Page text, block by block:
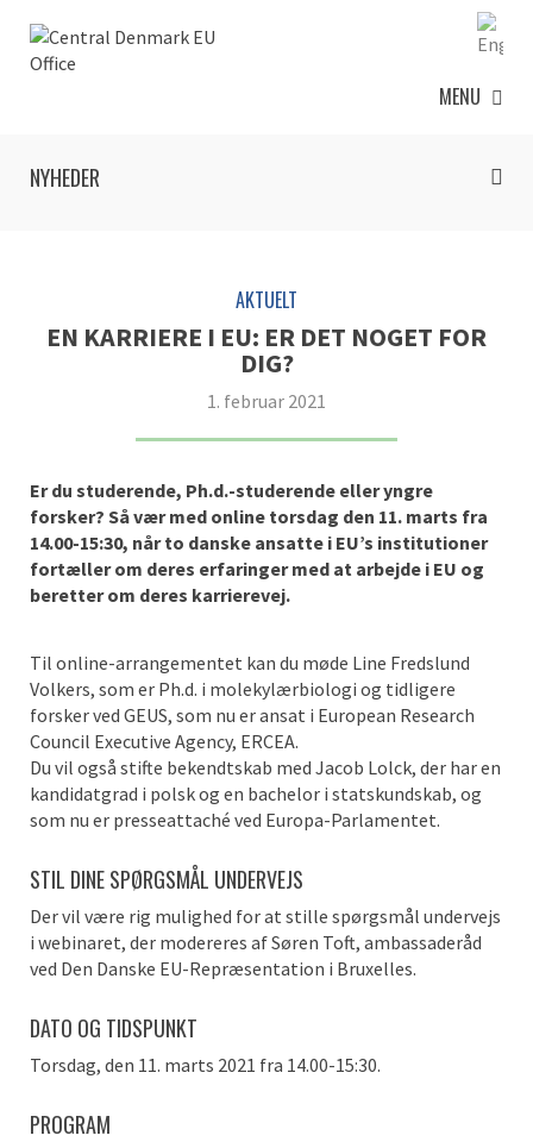
MENU
NYHEDER
AKTUELT
EN KARRIERE I EU: ER DET NOGET FOR
DIG?
1. februar 2021
Er du studerende, Ph.d.-studerende eller yngre
forsker? Så vær med online torsdag den 11. marts fra
14.00-15:30, når to danske ansatte i EU’s institutioner
fortæller om deres erfaringer med at arbejde i EU og
beretter om deres karrierevej.
Til online-arrangementet kan du møde Line Fredslund
Volkers, som er Ph.d. i molekylærbiologi og tidligere
forsker ved GEUS, som nu er ansat i European Research
Council Executive Agency, ERCEA.
Du vil også stifte bekendtskab med Jacob Lolck, der har en
kandidatgrad i polsk og en bachelor i statskundskab, og
som nu er presseattaché ved Europa-Parlamentet.
STIL DINE SPØRGSMÅL UNDERVEJS
Der vil være rig mulighed for at stille spørgsmål undervejs
i webinaret, der modereres af Søren Toft, ambassaderåd
ved Den Danske EU-Repræsentation i Bruxelles.
DATO OG TIDSPUNKT
Torsdag, den 11. marts 2021 fra 14.00-15:30.
PROGRAM